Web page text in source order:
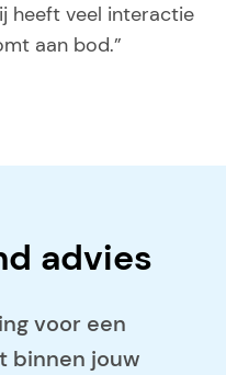
heeft veel interactie
aan bod.”
advies
voor een
binnen jouw